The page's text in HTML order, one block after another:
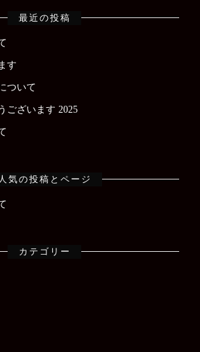
最近の投稿
す
ついて
ございます 2025
人気の投稿とページ
カテゴリー